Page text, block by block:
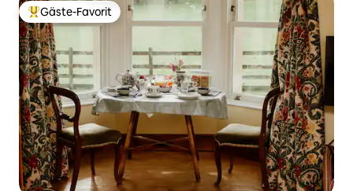
Beliebter Gäste-Favorit.
Gäste-Favorit